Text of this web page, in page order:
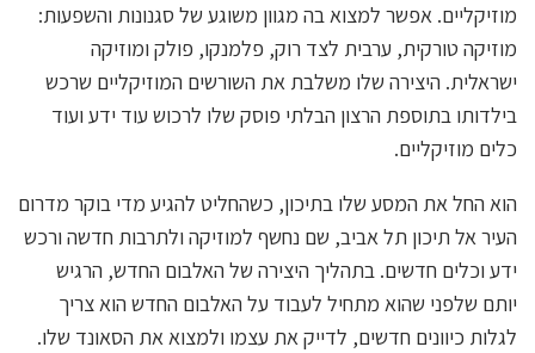
מוזיקליים. אפשר למצוא בה מגוון משוגע של סגנונות והשפעות:
מוזיקה טורקית, ערבית לצד רוק, פלמנקו, פולק ומוזיקה
ישראלית. היצירה שלו משלבת את השורשים המוזיקליים שרכש
בילדותו בתוספת הרצון הבלתי פוסק שלו לרכוש עוד ידע ועוד
כלים מוזיקליים.
הוא החל את המסע שלו בתיכון, כשהחליט להגיע מדי בוקר מדרום
העיר אל תיכון תל אביב, שם נחשף למוזיקה ולתרבות חדשה ורכש
ידע וכלים חדשים. בתהליך היצירה של האלבום החדש, הרגיש
יותם שלפני שהוא מתחיל לעבוד על האלבום החדש הוא צריך
לגלות כיוונים חדשים, לדייק את עצמו ולמצוא את הסאונד שלו.